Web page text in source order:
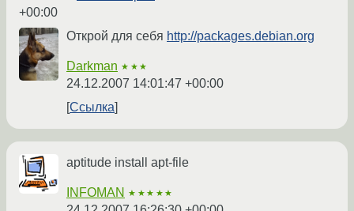
+00:00
Открой для себя http://packages.debian.org
Darkman ★★★
24.12.2007 14:01:47 +00:00
Ссылка
aptitude install apt-file
INFOMAN ★★★★★